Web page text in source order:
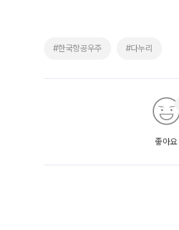
#한국항공우주 #다누리
좋아요